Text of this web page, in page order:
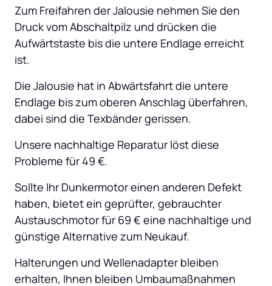
Zum Freifahren der Jalousie nehmen Sie den
Druck vom Abschaltpilz und drücken die
Aufwärtstaste bis die untere Endlage erreicht
ist.
Die Jalousie hat in Abwärtsfahrt die untere
Endlage bis zum oberen Anschlag überfahren,
dabei sind die Texbänder gerissen.
Unsere nachhaltige Reparatur löst diese
Probleme für 49 €.
Sollte Ihr Dunkermotor einen anderen Defekt
haben, bietet ein geprüfter, gebrauchter
Austauschmotor für 69 € eine nachhaltige und
günstige Alternative zum Neukauf.
Halterungen und Wellenadapter bleiben
erhalten, Ihnen bleiben Umbaumaßnahmen